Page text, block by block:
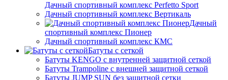
Дачный спортивный комплекс Perfetto Sport
Дачный спортивный комплекс Вертикаль
Дачный
спортивный комплекс Пионер
Дачный спортивный комплекс КМС
Батуты с сеткой
Батуты KENGO с внутренней защитной сеткой
Батуты Trampoline с внешней защитной сеткой
Батуты JUMP SUN без защитной сетки